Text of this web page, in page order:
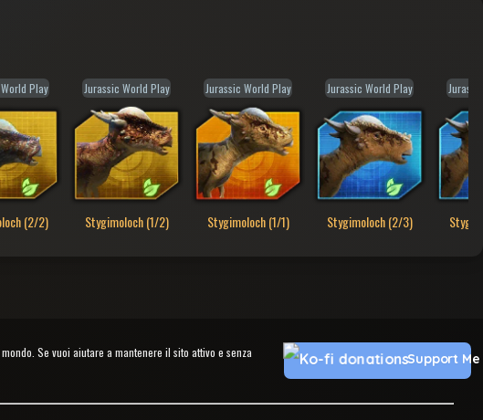
Play
(2/2)
Jurassic World Play
Stygimoloch (1/2)
Jurassic World Play
Stygimoloch (1/1)
Jurassic World Play
Stygimoloch (2/3)
Se vuoi aiutare a mantenere il sito attivo e senza
Support Me